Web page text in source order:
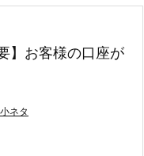
】お客様の口座が
小ネタ